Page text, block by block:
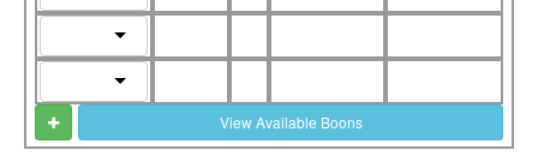
View Available Boons